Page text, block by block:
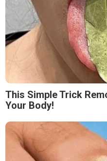
This Simple Trick
Your Body!